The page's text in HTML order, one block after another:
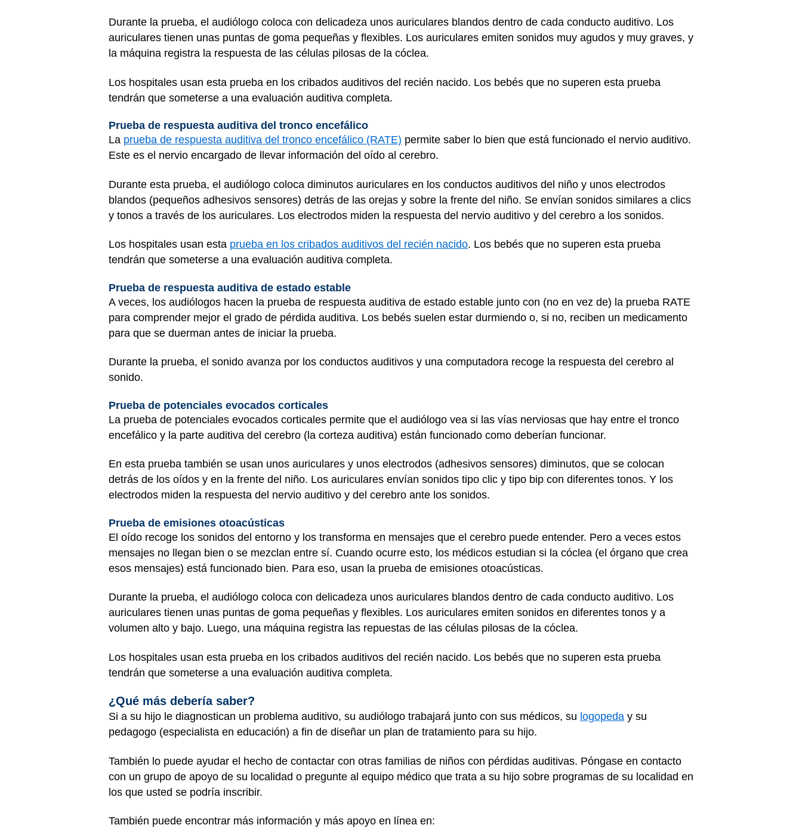
Durante la prueba, el audiólogo coloca con delicadeza unos auriculares blandos dentro de cada conducto auditivo. Los
auriculares tienen unas puntas de goma pequeñas y flexibles. Los auriculares emiten sonidos muy agudos y muy graves, y
la máquina registra la respuesta de las células pilosas de la cóclea.
Los hospitales usan esta prueba en los cribados auditivos del recién nacido. Los bebés que no superen esta prueba
tendrán que someterse a una evaluación auditiva completa.
Prueba de respuesta auditiva del tronco encefálico
La prueba de respuesta auditiva del tronco encefálico (RATE) permite saber lo bien que está funcionado el nervio auditivo.
Este es el nervio encargado de llevar información del oído al cerebro.
Durante esta prueba, el audiólogo coloca diminutos auriculares en los conductos auditivos del niño y unos electrodos
blandos (pequeños adhesivos sensores) detrás de las orejas y sobre la frente del niño. Se envían sonidos similares a clics
y tonos a través de los auriculares. Los electrodos miden la respuesta del nervio auditivo y del cerebro a los sonidos.
Los hospitales usan esta prueba en los cribados auditivos del recién nacido. Los bebés que no superen esta prueba
tendrán que someterse a una evaluación auditiva completa.
Prueba de respuesta auditiva de estado estable
A veces, los audiólogos hacen la prueba de respuesta auditiva de estado estable junto con (no en vez de) la prueba RATE
para comprender mejor el grado de pérdida auditiva. Los bebés suelen estar durmiendo o, si no, reciben un medicamento
para que se duerman antes de iniciar la prueba.
Durante la prueba, el sonido avanza por los conductos auditivos y una computadora recoge la respuesta del cerebro al
sonido.
Prueba de potenciales evocados corticales
La prueba de potenciales evocados corticales permite que el audiólogo vea si las vías nerviosas que hay entre el tronco
encefálico y la parte auditiva del cerebro (la corteza auditiva) están funcionado como deberían funcionar.
En esta prueba también se usan unos auriculares y unos electrodos (adhesivos sensores) diminutos, que se colocan
detrás de los oídos y en la frente del niño. Los auriculares envían sonidos tipo clic y tipo bip con diferentes tonos. Y los
electrodos miden la respuesta del nervio auditivo y del cerebro ante los sonidos.
Prueba de emisiones otoacústicas
El oído recoge los sonidos del entorno y los transforma en mensajes que el cerebro puede entender. Pero a veces estos
mensajes no llegan bien o se mezclan entre sí. Cuando ocurre esto, los médicos estudian si la cóclea (el órgano que crea
esos mensajes) está funcionado bien. Para eso, usan la prueba de emisiones otoacústicas.
Durante la prueba, el audiólogo coloca con delicadeza unos auriculares blandos dentro de cada conducto auditivo. Los
auriculares tienen unas puntas de goma pequeñas y flexibles. Los auriculares emiten sonidos en diferentes tonos y a
volumen alto y bajo. Luego, una máquina registra las repuestas de las células pilosas de la cóclea.
Los hospitales usan esta prueba en los cribados auditivos del recién nacido. Los bebés que no superen esta prueba
tendrán que someterse a una evaluación auditiva completa.
¿Qué más debería saber?
Si a su hijo le diagnostican un problema auditivo, su audiólogo trabajará junto con sus médicos, su logopeda y su
pedagogo (especialista en educación) a fin de diseñar un plan de tratamiento para su hijo.
También lo puede ayudar el hecho de contactar con otras familias de niños con pérdidas auditivas. Póngase en contacto
con un grupo de apoyo de su localidad o pregunte al equipo médico que trata a su hijo sobre programas de su localidad en
los que usted se podría inscribir.
También puede encontrar más información y más apoyo en línea en: